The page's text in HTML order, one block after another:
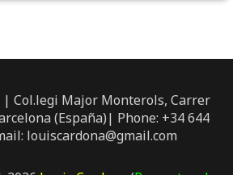
| Col.legi Major Monterols, Carrer
(España)| Phone: +34 644
louiscardona@gmail.com